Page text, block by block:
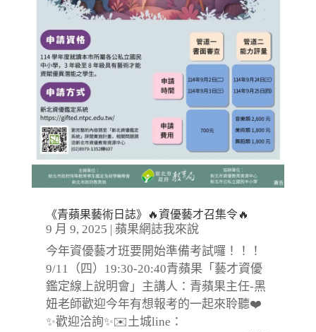
《青蘋果藝術日誌》🔥資優藝才召集令🔥
9 月 9, 2025
蘋果網誌我來說
今年資優藝才班要開始準備考試囉！！！
9/11（四）19:30-20:40青蘋果「藝才資優
鑑定線上說明會」主講人：青蘋果主任-黑
妞老師歡迎今年有想報考的一起來聆聽❤️
✨歡迎洽詢✨✉️土城line：